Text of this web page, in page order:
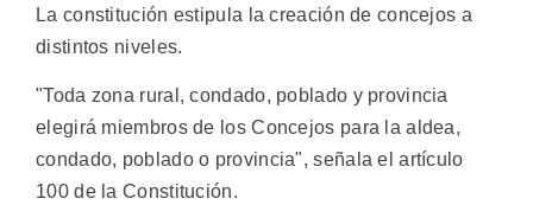
La constitución estipula la creación de concejos a
distintos niveles.
"Toda zona rural, condado, poblado y provincia
elegirá miembros de los Concejos para la aldea,
condado, poblado o provincia", señala el artículo
100 de la Constitución.